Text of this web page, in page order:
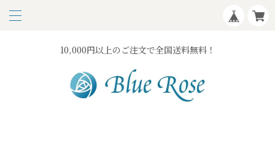
10,000円以上のご注文で全国送料無料！